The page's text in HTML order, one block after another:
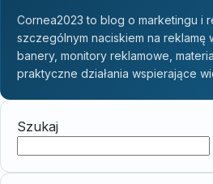
Cornea2023 to blog o marketingu i
szczególnym naciskiem na reklamę
banery, monitory reklamowe,
praktyczne działania wspierające
Szukaj